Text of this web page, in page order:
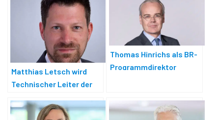
Matthias Letsch wird
Technischer Leiter der
Thomas Hinrichs als BR-
Programmdirektor